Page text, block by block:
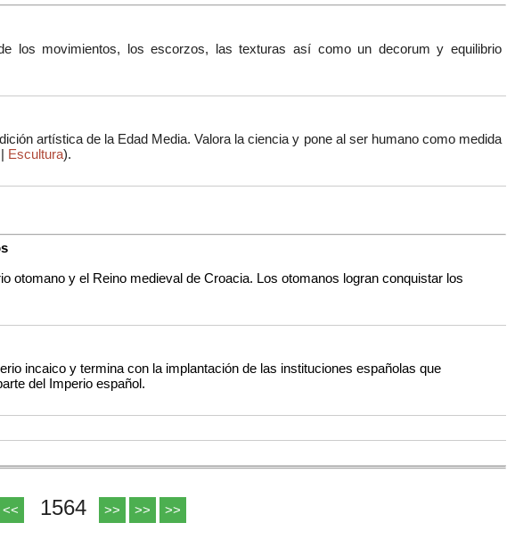
los movimientos, los escorzos, las texturas así como un decorum y equilibrio
artística de la Edad Media. Valora la ciencia y pone al ser humano como medida
| Escultura).
otomano y el Reino medieval de Croacia. Los otomanos logran conquistar los
incaico y termina con la implantación de las instituciones españolas que
del Imperio español.
<< 1564 >> >> >>